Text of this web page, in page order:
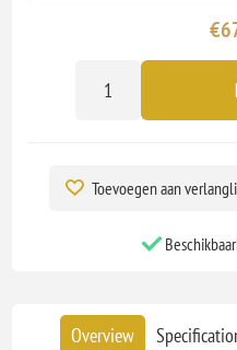
Toevoegen aan
Overview